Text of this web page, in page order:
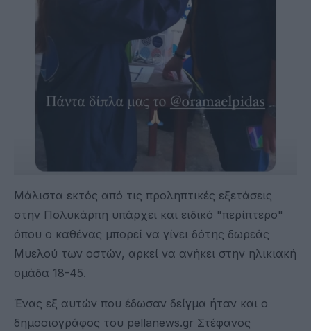
Μάλιστα εκτός από τις προληπτικές εξετάσεις
στην Πολυκάρπη υπάρχει και ειδικό "περίπτερο"
όπου ο καθένας μπορεί να γίνει δότης δωρεάς
Μυελού των οστών, αρκεί να ανήκει στην ηλικιακή
ομάδα 18-45.
Ένας εξ αυτών που έδωσαν δείγμα ήταν και ο
δημοσιογράφος του pellanews.gr Στέφανος